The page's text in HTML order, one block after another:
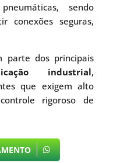
sendo
conexões seguras,
parte dos principais
industrial,
que exigem alto
rigoroso de